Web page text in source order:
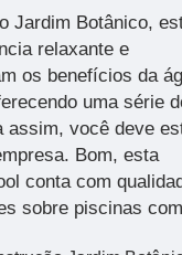
Jardim Botânico,
relaxante e
os benefícios da
uma série
assim, você deve
Bom, esta
conta com
sobre piscinas com